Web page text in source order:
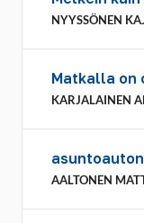
NYYSSÖNEN
Matkalla on
KARJALAINEN
AALTONEN